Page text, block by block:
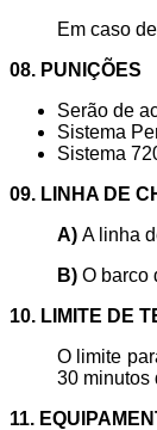
Em caso
08. PUNIÇÕES
Serão de
Sistema
Sistema
09. LINHA DE
A) A linha
B) O barco
10. LIMITE DE
O limite
30 minutos
11.